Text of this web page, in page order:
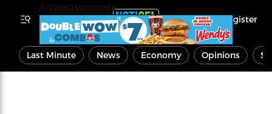
Register
Last Minute News Economy Opinions
Advertisements